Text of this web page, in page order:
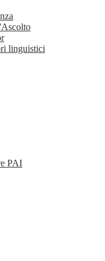
linguistici
PAI